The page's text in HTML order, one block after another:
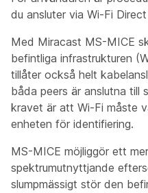
du ansluter via Wi-Fi
Med Miracast MS-MICE
befintliga infrastrukturen
tillåter också helt
båda peers är anslutna till
kravet är att Wi-Fi måste
enheten för identifiering.
MS-MICE möjliggör ett
spektrumutnyttjande
slumpmässigt stör den